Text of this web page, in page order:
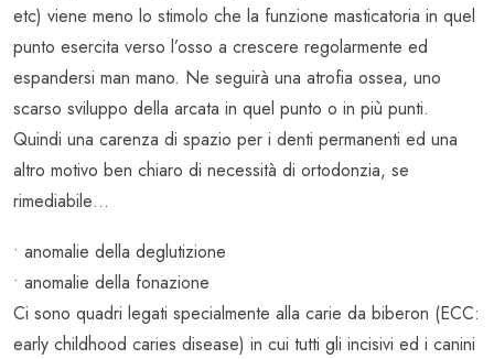
etc) viene meno lo stimolo che la funzione masticatoria in quel
punto esercita verso l’osso a crescere regolarmente ed
espandersi man mano. Ne seguirà una atrofia ossea, uno
scarso sviluppo della arcata in quel punto o in più punti.
Quindi una carenza di spazio per i denti permanenti ed una
altro motivo ben chiaro di necessità di ortodonzia, se
rimediabile…
• anomalie della deglutizione
• anomalie della fonazione
Ci sono quadri legati specialmente alla carie da biberon (ECC:
early childhood caries disease) in cui tutti gli incisivi ed i canini